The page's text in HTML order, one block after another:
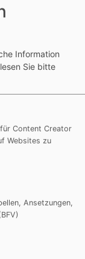
Eier". Wir
Holz vor der
haben,
Information
Sie bitte
Content Creator
Websites zu
Ansetzungen,